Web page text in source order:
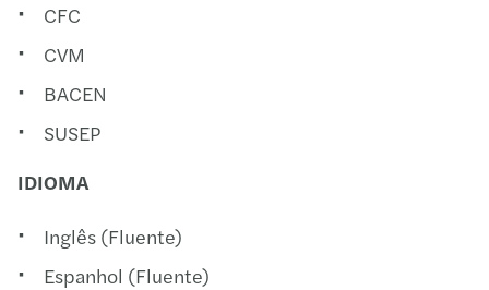
CFC
CVM
BACEN
SUSEP
IDIOMA
Inglês (Fluente)
Espanhol (Fluente)